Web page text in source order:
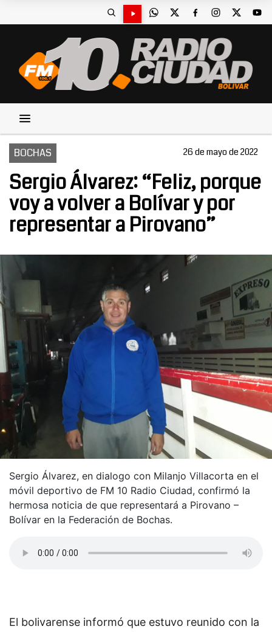
BOCHAS 26 de mayo de 2022
Sergio Álvarez: “Feliz, porque
voy a volver a Bolívar y por
representar a Pirovano”
Sergio Álvarez, en dialogo con Milanjo Villacorta en el
móvil deportivo de FM 10 Radio Ciudad, confirmó la
hermosa noticia de que representará a Pirovano –
Bolívar en la Federación de Bochas.
El bolivarense informó que estuvo reunido con la